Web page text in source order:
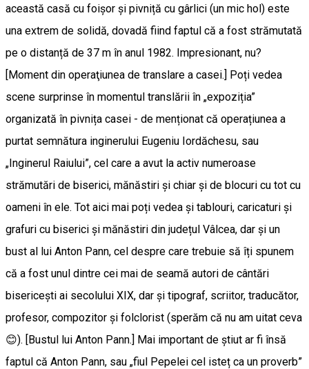
această casă cu foișor și pivniță cu gârlici (un mic hol) este
una extrem de solidă, dovadă fiind faptul că a fost strămutată
pe o distanță de 37 m în anul 1982. Impresionant, nu?
[Moment din operaţiunea de translare a casei.] Poți vedea
scene surprinse în momentul translării în „expoziția”
organizată în pivnița casei - de menționat că operațiunea a
purtat semnătura inginerului Eugeniu Iordăchesu, sau
„Inginerul Raiului”, cel care a avut la activ numeroase
strămutări de biserici, mănăstiri și chiar și de blocuri cu tot cu
oameni în ele. Tot aici mai poți vedea și tablouri, caricaturi și
grafuri cu biserici și mănăstiri din județul Vâlcea, dar și un
bust al lui Anton Pann, cel despre care trebuie să îți spunem
că a fost unul dintre cei mai de seamă autori de cântări
bisericești ai secolului XIX, dar și tipograf, scriitor, traducător,
profesor, compozitor și folclorist (sperăm că nu am uitat ceva
😊). [Bustul lui Anton Pann.] Mai important de știut ar fi însă
faptul că Anton Pann, sau „fiul Pepelei cel isteț ca un proverb”